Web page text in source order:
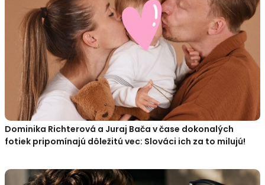
Dominika Richterová a Juraj Bača v čase dokonalých
fotiek pripomínajú dôležitú vec: Slováci ich za to milujú!